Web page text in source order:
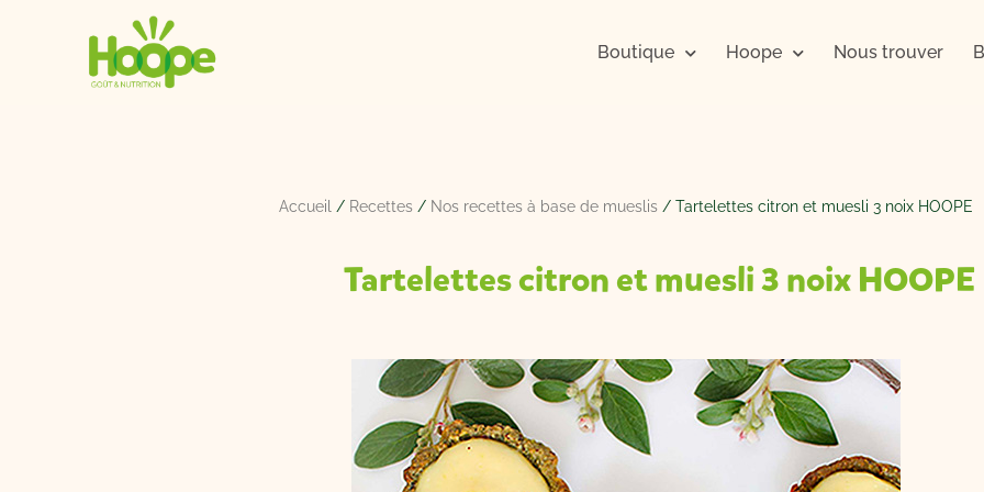
Boutique Hoope Nous trouver
Accueil / Recettes / Nos recettes à base de mueslis / Tartelettes citron et muesli 3 noix HOOPE
Tartelettes citron et muesli 3 noix HOOPE